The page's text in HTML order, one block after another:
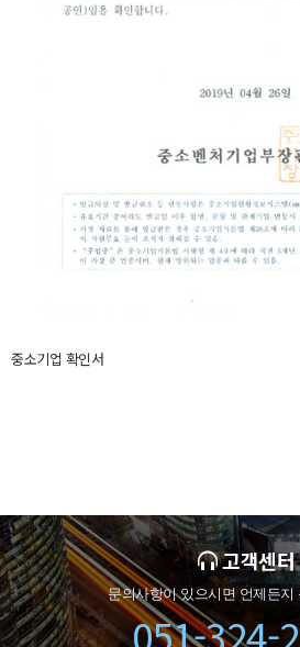
중소기업 확인서
고객센터
문의사항이 있으시면 언제든지
051-324-